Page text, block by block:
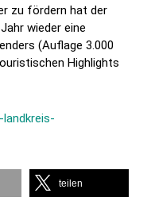
zu fördern hat der
wieder eine
(Auflage 3.000
Highlights
teilen